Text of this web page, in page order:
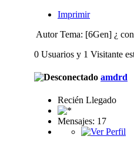
Imprimir
Autor Tema: [6Gen] ¿
0 Usuarios y 1 Visitante
amdrd
Recién Llegado
Mensajes: 17